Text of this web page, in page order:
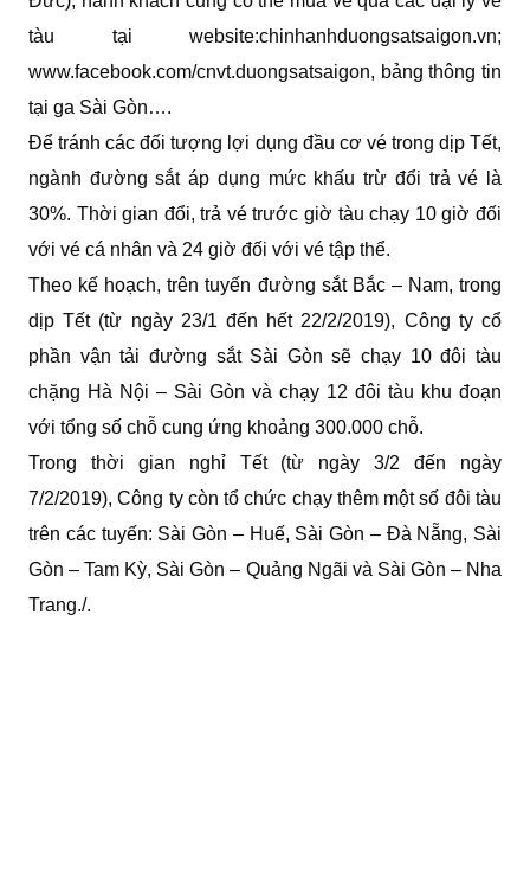
tàu tại website:chinhanhduongsatsaigon.vn;
www.facebook.com/cnvt.duongsatsaigon, bảng thông tin
tại ga Sài Gòn….
Để tránh các đối tượng lợi dụng đầu cơ vé trong dịp Tết,
ngành đường sắt áp dụng mức khấu trừ đổi trả vé là
30%. Thời gian đổi, trả vé trước giờ tàu chạy 10 giờ đối
với vé cá nhân và 24 giờ đối với vé tập thể.
Theo kế hoạch, trên tuyến đường sắt Bắc – Nam, trong
dịp Tết (từ ngày 23/1 đến hết 22/2/2019), Công ty cổ
phần vận tải đường sắt Sài Gòn sẽ chạy 10 đôi tàu
chặng Hà Nội – Sài Gòn và chạy 12 đôi tàu khu đoạn
với tổng số chỗ cung ứng khoảng 300.000 chỗ.
Trong thời gian nghỉ Tết (từ ngày 3/2 đến ngày
7/2/2019), Công ty còn tổ chức chạy thêm một số đôi tàu
trên các tuyến: Sài Gòn – Huế, Sài Gòn – Đà Nẵng, Sài
Gòn – Tam Kỳ, Sài Gòn – Quảng Ngãi và Sài Gòn – Nha
Trang./.